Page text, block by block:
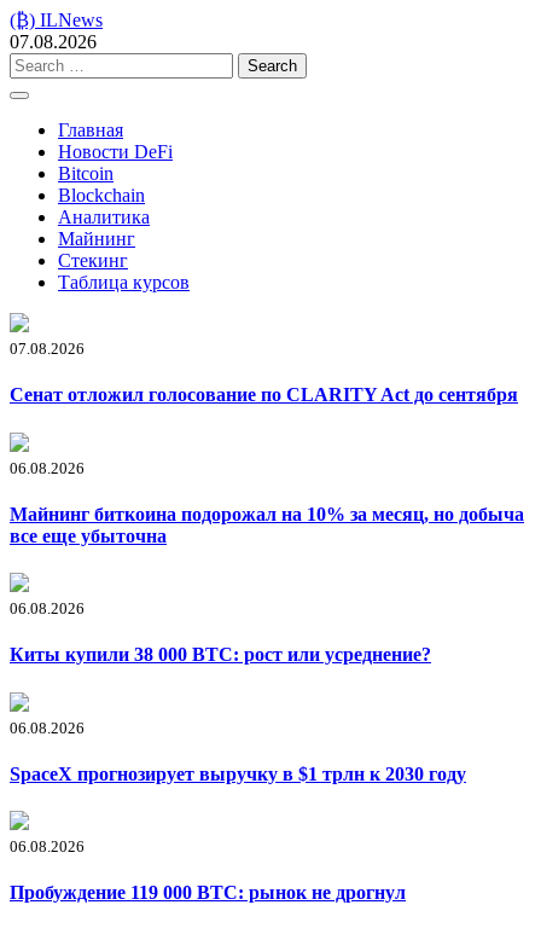
Skip
to
content
(₿) ILNews
07.08.2026
Search
for:
Главная
Новости DeFi
Bitcoin
Blockchain
Аналитика
Майнинг
Стекинг
Таблица курсов
07.08.2026
Сенат отложил голосование по CLARITY Act до сентября
06.08.2026
Майнинг биткоина подорожал на 10% за месяц, но добыча
все еще убыточна
06.08.2026
Киты купили 38 000 BTC: рост или усреднение?
06.08.2026
SpaceX прогнозирует выручку в $1 трлн к 2030 году
06.08.2026
Пробуждение 119 000 BTC: рынок не дрогнул